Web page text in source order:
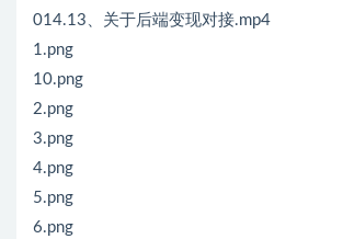
014.13、关于后端变现对接.mp4
1.png
10.png
2.png
3.png
4.png
5.png
6.png